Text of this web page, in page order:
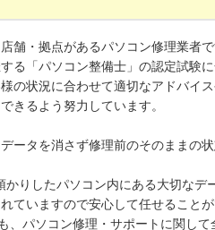
東/原町/稗原町/東大宮/東大淀/日の
芳士/細江/堀川町/本郷/本郷北方/本
/宮崎駅東/宮田町/宮の元町/宮脇町/
舗・拠点があるパソコン修理業者で
る「パソコン整備士」の認定試験
の状況に合わせて適切なアドバイ
きるよう努力しています。
ータを消さず修理前のそのままの
りしたパソコン内にある大切なデ
ていますので安心して任せることが
、パソコン修理・サポートに関して